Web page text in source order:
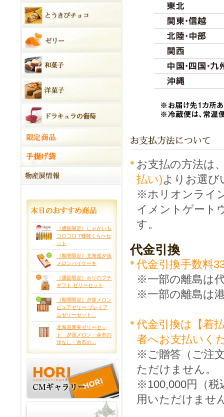
［通販限定］じゃがいも
コロコロ 7種味くらべセ
ット
［期間限定］北海道夕張
メロンパイケーキ
［通販限定］ホリのプチ
ギフト ゼリーセット
［期間限定］夕張メロン
ピュアゼリー プレミア
ムゼリーセット...
北海道果実ゼリーセッ
ト 夕張メロン・余市の
洋なし・余市の...
お支払の方法は
払い)よりお選び
※ホリオンライ
イメントゲート
す。
代金引換
代金引換手数料
※一部の離島は
※一部の離島は
代金引換は【着
者へお支払いく
※ご贈答（ご注
ただけません。
※100,000円（税
用いただけませ